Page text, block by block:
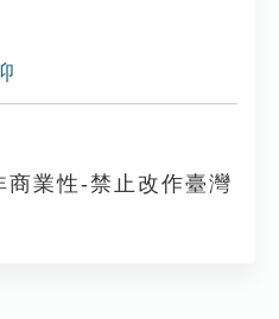
業性-禁止改作臺灣